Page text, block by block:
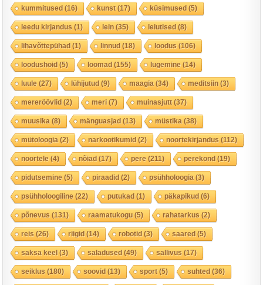
kummitused(16) kunst(17) küsimused(5)
leedu kirjandus (1) lein(35) leiutised(8)
lihavõttepühad(1) linnud(18) loodus (106)
loodushoid(5) loomad(155) lugemine (14)
luule (27) lühijutud(9) maagia (34) meditsiin(3)
mereröövlid(2) meri(7) muinasjutt(37)
muusika (8) mänguasjad(13) müstika (38)
mütoloogia (2) narkootikumid(2) noortekirjandus (112)
noortele (4) nõiad(17) pere (211) perekond(19)
pidutsemine (5) piraadid(2) psühholoogia (3)
psühholoogiline (22) putukad(1) päkapikud(6)
põnevus (131) raamatukogu(5) rahatarkus (2)
reis (26) riigid(14) robotid(3) saared(5)
saksa keel(3) saladused(49) sallivus (17)
seiklus (180) soovid(13) sport(5) suhted(36)